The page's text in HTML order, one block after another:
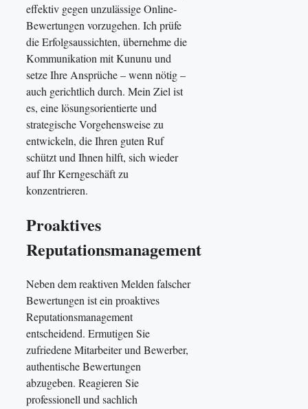
effektiv gegen unzulässige Online-
Bewertungen vorzugehen. Ich prüfe
die Erfolgsaussichten, übernehme die
Kommunikation mit Kununu und
setze Ihre Ansprüche – wenn nötig –
auch gerichtlich durch. Mein Ziel ist
es, eine lösungsorientierte und
strategische Vorgehensweise zu
entwickeln, die Ihren guten Ruf
schützt und Ihnen hilft, sich wieder
auf Ihr Kerngeschäft zu
konzentrieren.
Proaktives
Reputationsmanagement
Neben dem reaktiven Melden falscher
Bewertungen ist ein proaktives
Reputationsmanagement
entscheidend. Ermutigen Sie
zufriedene Mitarbeiter und Bewerber,
authentische Bewertungen
abzugeben. Reagieren Sie
professionell und sachlich